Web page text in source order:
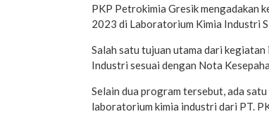
PKP Petrokimia Gresik mengadakan
2023 di Laboratorium Kimia Industri
Salah satu tujuan utama dari
Industri sesuai dengan Nota
Selain dua program tersebut, ada
laboratorium kimia industri dari PT.